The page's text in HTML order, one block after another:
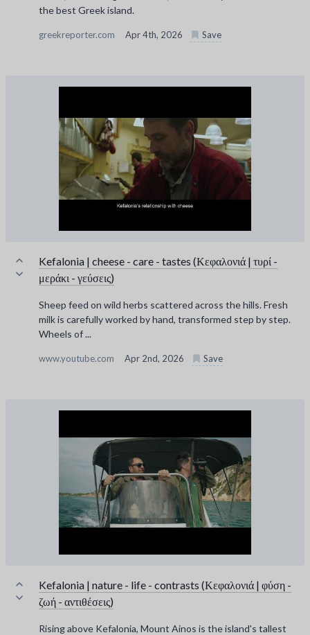
the best Greek island.
greekreporter.com Apr 4th, 2026 Save
Kefalonia | cheese - care - tastes (Κεφαλονιά | τυρί -
μεράκι - γεύσεις)
Sheep feed on wild herbs scattered across the hills. Fresh
milk is carefully worked by hand, transformed step by step.
Wheels of ...
www.youtube.com Apr 2nd, 2026 Save
Kefalonia | nature - life - contrasts (Κεφαλονιά | φύση -
ζωή - αντιθέσεις)
Rising above Kefalonia, Mount Ainos is the island's tallest